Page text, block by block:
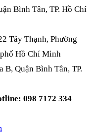
Bình Tân, TP. Hồ Chí
Tây Thạnh, Phường
Hồ Chí Minh
Quận Bình Tân, TP.
098 7172 334